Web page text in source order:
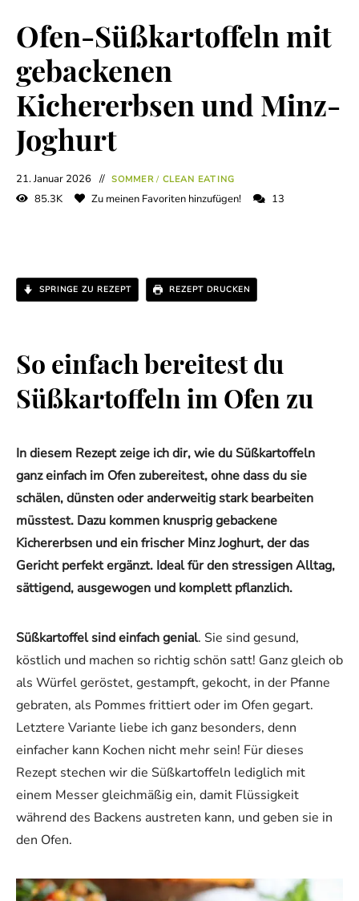
Ofen-Süßkartoffeln mit
gebackenen
Kichererbsen und Minz-
Joghurt
21. Januar 2026 SOMMER/ CLEAN EATING
85.3K Zu meinen Favoriten hinzufügen! 13
SPRINGE ZU REZEPT REZEPT DRUCKEN
So einfach bereitest du
Süßkartoffeln im Ofen zu
In diesem Rezept zeige ich dir, wie du Süßkartoffeln
ganz einfach im Ofen zubereitest, ohne dass du sie
schälen, dünsten oder anderweitig stark bearbeiten
müsstest. Dazu kommen knusprig gebackene
Kichererbsen und ein frischer Minz Joghurt, der das
Gericht perfekt ergänzt. Ideal für den stressigen Alltag,
sättigend, ausgewogen und komplett pflanzlich.
Süßkartoffel sind einfach genial. Sie sind gesund,
köstlich und machen so richtig schön satt! Ganz gleich ob
als Würfel geröstet, gestampft, gekocht, in der Pfanne
gebraten, als Pommes frittiert oder im Ofen gegart.
Letztere Variante liebe ich ganz besonders, denn
einfacher kann Kochen nicht mehr sein! Für dieses
Rezept stechen wir die Süßkartoffeln lediglich mit
einem Messer gleichmäßig ein, damit Flüssigkeit
während des Backens austreten kann, und geben sie in
den Ofen.